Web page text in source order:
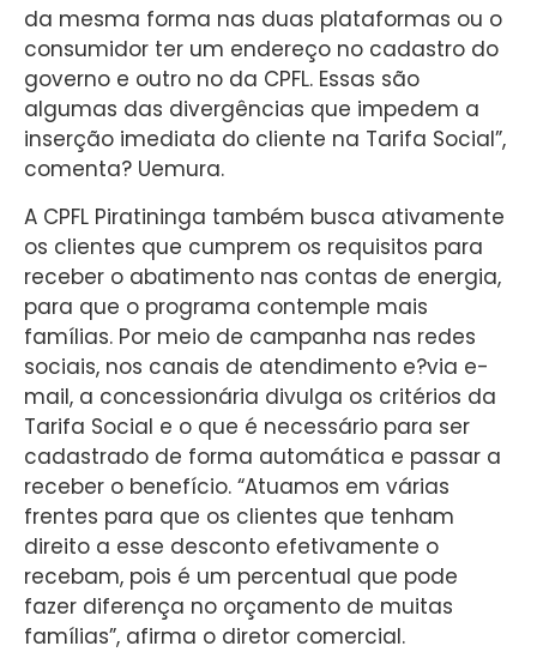
da mesma forma nas duas plataformas ou o
consumidor ter um endereço no cadastro do
governo e outro no da CPFL. Essas são
algumas das divergências que impedem a
inserção imediata do cliente na Tarifa Social”,
comenta? Uemura.
A CPFL Piratininga também busca ativamente
os clientes que cumprem os requisitos para
receber o abatimento nas contas de energia,
para que o programa contemple mais
famílias. Por meio de campanha nas redes
sociais, nos canais de atendimento e?via e-
mail, a concessionária divulga os critérios da
Tarifa Social e o que é necessário para ser
cadastrado de forma automática e passar a
receber o benefício. “Atuamos em várias
frentes para que os clientes que tenham
direito a esse desconto efetivamente o
recebam, pois é um percentual que pode
fazer diferença no orçamento de muitas
famílias”, afirma o diretor comercial.